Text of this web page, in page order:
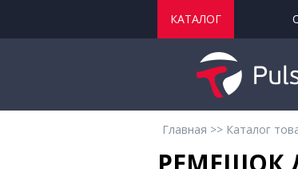
КАТАЛОГ
Главная >> Каталог